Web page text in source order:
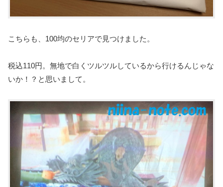
こちらも、100均のセリアで見つけました。
税込110円。無地で白くツルツルしているから行けるんじゃな
いか！？と思いまして。